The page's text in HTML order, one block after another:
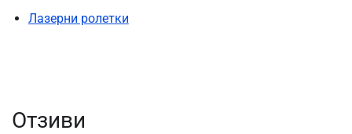
Лазерни ролетки
Отзиви